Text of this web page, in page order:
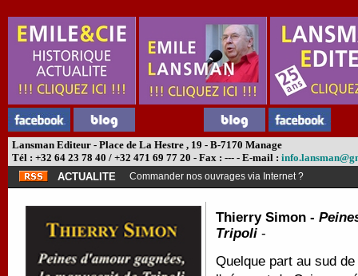
Lansman Editeur - Place de La Hestre , 19 - B-7170 Manage
Tél : +32 64 23 78 40 / +32 471 69 77 20 - Fax : --- - E-mail :
ACTUALITE
Commander nos ouvrages via Internet ?
Thierry Simon -
Tripoli -
Quelque part au sud